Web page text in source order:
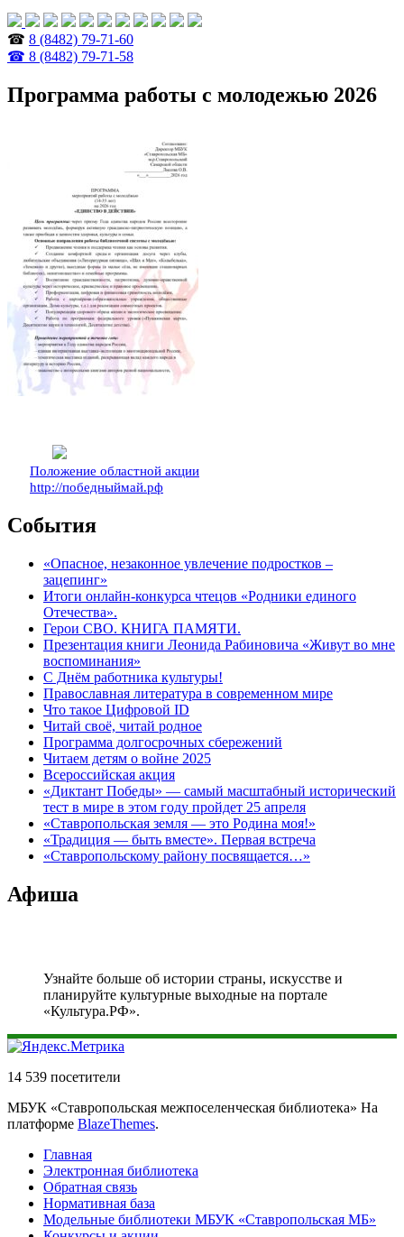
☎ 8 (8482) 79-71-60
☎ 8 (8482) 79-71-58
Программа работы с молодежью 2026
Положение областной акции
http://победныймай.рф
События
«Опасное, незаконное увлечение подростков –
зацепинг»
Итоги онлайн-конкурса чтецов «Родники единого
Отечества».
Герои СВО. КНИГА ПАМЯТИ.
Презентация книги Леонида Рабиновича «Живут во мне
воспоминания»
С Днём работника культуры!
Православная литература в современном мире
Что такое Цифровой ID
Читай своё, читай родное
Программа долгосрочных сбережений
Читаем детям о войне 2025
Всероссийская акция
«Диктант Победы» — самый масштабный исторический
тест в мире в этом году пройдет 25 апреля
«Ставропольская земля — это Родина моя!»
«Традиция — быть вместе». Первая встреча
«Ставропольскому району посвящается…»
Афиша
Узнайте больше об истории страны, искусстве и
планируйте культурные выходные на портале
«Культура.РФ».
14 539 посетители
МБУК «Ставропольская межпоселенческая библиотека» На
платформе BlazeThemes.
Главная
Электронная библиотека
Обратная связь
Нормативная база
Модельные библиотеки МБУК «Ставропольская МБ»